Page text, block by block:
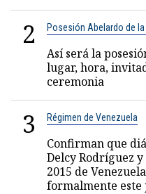
2 Posesión Abelardo de la
Así será la
lugar, hora,
ceremonia
3 Régimen de Venezuela
Confirman que
Delcy Rodríguez
2015 de
formalmente este